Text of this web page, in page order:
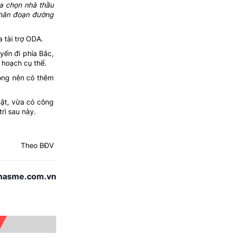
chọn nhà thầu
đoạn đường
tài trợ ODA.
đi phía Bắc,
cụ thể.
nên có thêm
vừa có công
sau này.
Theo BĐV